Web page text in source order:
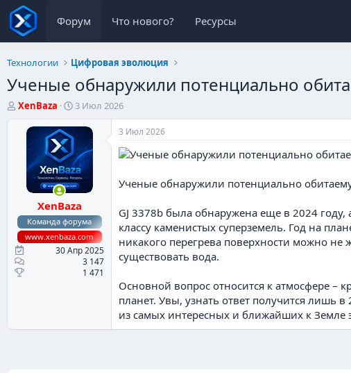
Форум Что нового? Ресурсы
Технологии Цифровая эволюция
Ученые обнаружили потенциально
А
XenBaza
Д
т
н
а
ч
а
л
а
3 Июл 2026
XenBaza
Команда форума
www.xenbaza.com
30 Апр 2025
3 147
1 471
3 Июл 2026
Ученые обнаружили потенциально
GJ 3378b была обнаружена еще в 2024 году,
классу каменистых суперземель. Год на
никакого перегрева поверхности можно не
существовать вода.
Основной вопрос относится к атмосфере –
планет. Увы, узнать ответ получится лишь
из самых интересных и ближайших к Земле